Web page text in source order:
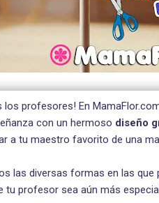
los profesores! En
con un hermoso diseño
a tu maestro favorito de una
las diversas formas en las que
tu profesor sea aún más